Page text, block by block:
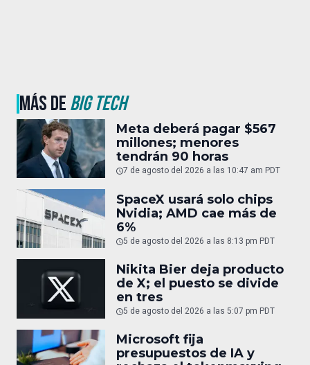
MÁS DEBIG TECH
Meta deberá pagar $567
millones; menores
tendrán 90 horas
7 de agosto del 2026 a las 10:47 am PDT
SpaceX usará solo chips
Nvidia; AMD cae más de
6%
5 de agosto del 2026 a las 8:13 pm PDT
Nikita Bier deja producto
de X; el puesto se divide
en tres
5 de agosto del 2026 a las 5:07 pm PDT
Microsoft fija
presupuestos de IA y